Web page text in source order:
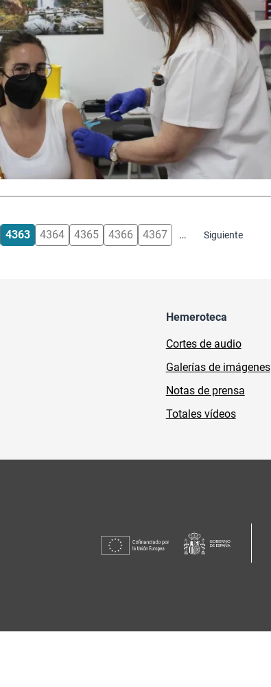
4363 4364 4365 4366 4367 … Siguiente
Siguiente página
Hemeroteca
Cortes de audio
Galerías de imágenes
Notas de prensa
Totales vídeos